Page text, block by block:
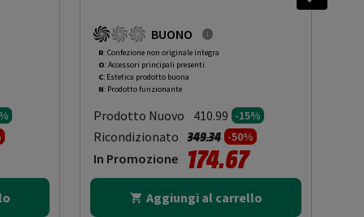
da
BUONO
R: Confezione non originale integra
O: Accessori principali presenti
C: Estetica prodotto buona
N: Prodotto funzionante
Prodotto Nuovo 410.99 -15%
Ricondizionato Prezzo ridotto da
349.34a-50%
In Promozione 174.67
Aggiungi al carrello